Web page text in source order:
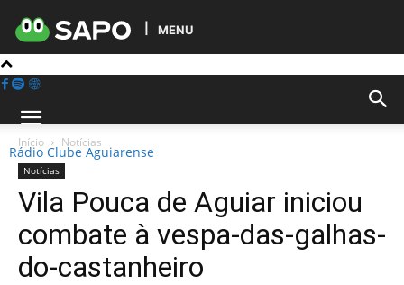
MENU
Rádio Clube Aguiarense
Início Notícias
Notícias
Vila Pouca de Aguiar iniciou
combate à vespa-das-galhas-
do-castanheiro